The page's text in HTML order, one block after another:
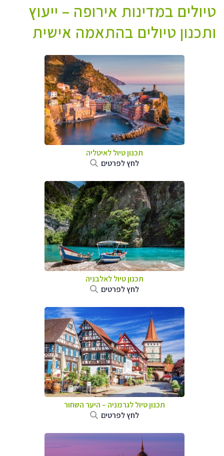
טיולים במדינות אירופה – ייעוץ
ותכנון טיולים בהתאמה אישית
תכנון טיול לאיטליה
לחץ לפרטים
תכנון טיול לאלבניה
לחץ לפרטים
תכנון טיול לגרמניה – היער השחור
לחץ לפרטים